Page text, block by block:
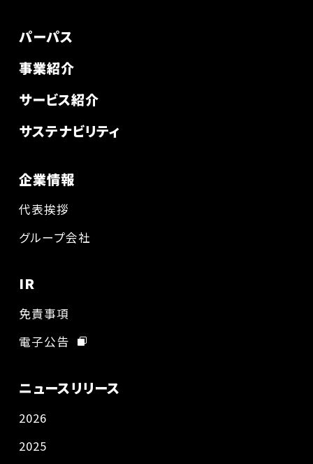
パーパス
事業紹介
サービス紹介
サステナビリティ
企業情報
代表挨拶
グループ会社
IR
免責事項
電子公告
ニュースリリース
2026
2025